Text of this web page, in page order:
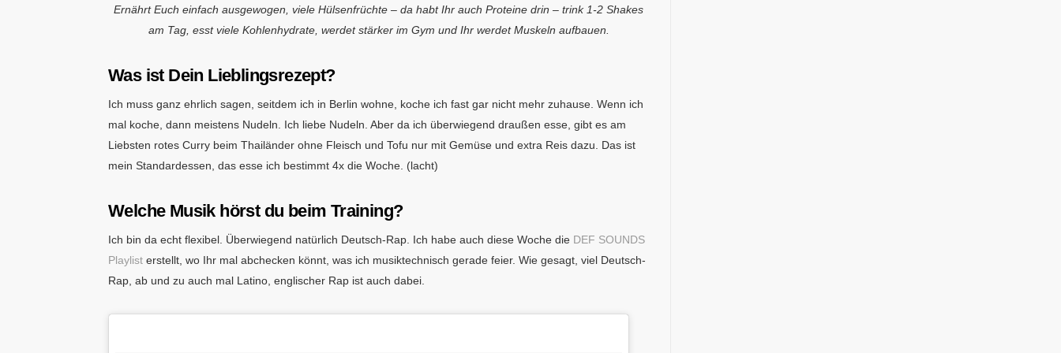
Ernährt Euch einfach ausgewogen, viele Hülsenfrüchte – da habt Ihr auch Proteine drin – trink 1-2 Shakes
am Tag, esst viele Kohlenhydrate, werdet stärker im Gym und Ihr werdet Muskeln aufbauen.
Was ist Dein Lieblingsrezept?
Ich muss ganz ehrlich sagen, seitdem ich in Berlin wohne, koche ich fast gar nicht mehr zuhause. Wenn ich
mal koche, dann meistens Nudeln. Ich liebe Nudeln. Aber da ich überwiegend draußen esse, gibt es am
Liebsten rotes Curry beim Thailänder ohne Fleisch und Tofu nur mit Gemüse und extra Reis dazu. Das ist
mein Standardessen, das esse ich bestimmt 4x die Woche. (lacht)
Welche Musik hörst du beim Training?
Ich bin da echt flexibel. Überwiegend natürlich Deutsch-Rap. Ich habe auch diese Woche die DEF SOUNDS
Playlist erstellt, wo Ihr mal abchecken könnt, was ich musiktechnisch gerade feier. Wie gesagt, viel Deutsch-
Rap, ab und zu auch mal Latino, englischer Rap ist auch dabei.